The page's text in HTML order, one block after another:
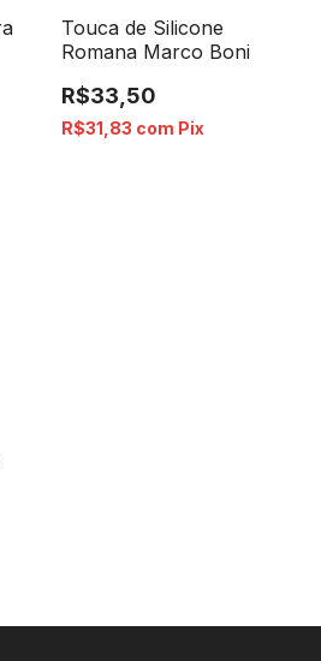
Touca de Silicone
Romana Marco Boni
R$33,50
R$31,83 com Pix